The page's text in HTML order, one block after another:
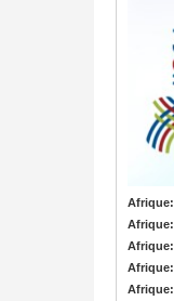
Afrique:
Afrique:
Afrique:
Afrique:
Afrique: